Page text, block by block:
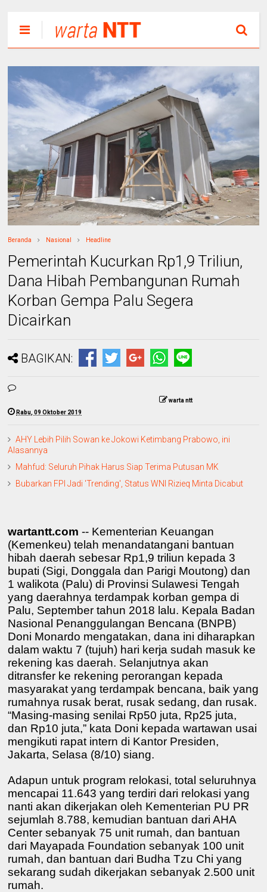
Beranda Nasional Headline
Pemerintah Kucurkan Rp1,9 Triliun,
Dana Hibah Pembangunan Rumah
Korban Gempa Palu Segera
Dicairkan
BAGIKAN:
warta ntt
Rabu, 09 Oktober 2019
AHY Lebih Pilih Sowan ke Jokowi Ketimbang Prabowo, ini
Alasannya
Mahfud: Seluruh Pihak Harus Siap Terima Putusan MK
Bubarkan FPI Jadi 'Trending', Status WNI Rizieq Minta Dicabut
wartantt.com -- Kementerian Keuangan
(Kemenkeu) telah menandatangani bantuan
hibah daerah sebesar Rp1,9 triliun kepada 3
bupati (Sigi, Donggala dan Parigi Moutong) dan
1 walikota (Palu) di Provinsi Sulawesi Tengah
yang daerahnya terdampak korban gempa di
Palu, September tahun 2018 lalu. Kepala Badan
Nasional Penanggulangan Bencana (BNPB)
Doni Monardo mengatakan, dana ini diharapkan
dalam waktu 7 (tujuh) hari kerja sudah masuk ke
rekening kas daerah. Selanjutnya akan
ditransfer ke rekening perorangan kepada
masyarakat yang terdampak bencana, baik yang
rumahnya rusak berat, rusak sedang, dan rusak.
“Masing-masing senilai Rp50 juta, Rp25 juta,
dan Rp10 juta,” kata Doni kepada wartawan usai
mengikuti rapat intern di Kantor Presiden,
Jakarta, Selasa (8/10) siang.
Adapun untuk program relokasi, total seluruhnya
mencapai 11.643 yang terdiri dari relokasi yang
nanti akan dikerjakan oleh Kementerian PU PR
sejumlah 8.788, kemudian bantuan dari AHA
Center sebanyak 75 unit rumah, dan bantuan
dari Mayapada Foundation sebanyak 100 unit
rumah, dan bantuan dari Budha Tzu Chi yang
sekarang sudah dikerjakan sebanyak 2.500 unit
rumah.